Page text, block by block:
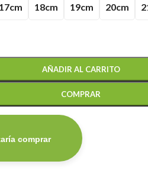
17cm 18cm 19cm 20cm
AÑADIR AL CARRITO
COMPRAR
comprar